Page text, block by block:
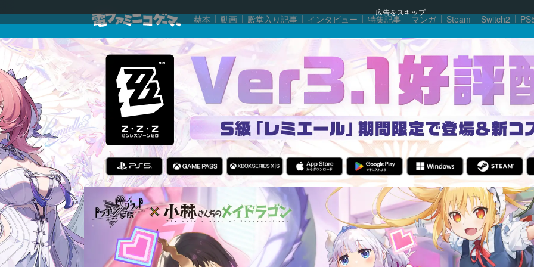
広告をスキップ
赫本 動画 殿堂入り記事 インタビュー 特集記事 マンガ Steam Switch2